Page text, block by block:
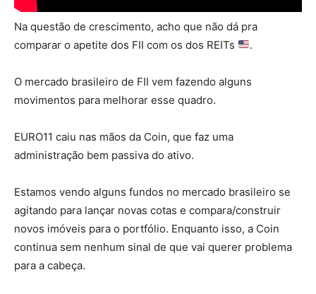
Na questão de crescimento, acho que não dá pra
comparar o apetite dos FII com os dos REITs
.
O mercado brasileiro de FII vem fazendo alguns
movimentos para melhorar esse quadro.
EURO11 caiu nas mãos da Coin, que faz uma
administração bem passiva do ativo.
Estamos vendo alguns fundos no mercado brasileiro se
agitando para lançar novas cotas e compara/construir
novos imóveis para o portfólio. Enquanto isso, a Coin
continua sem nenhum sinal de que vai querer problema
para a cabeça.